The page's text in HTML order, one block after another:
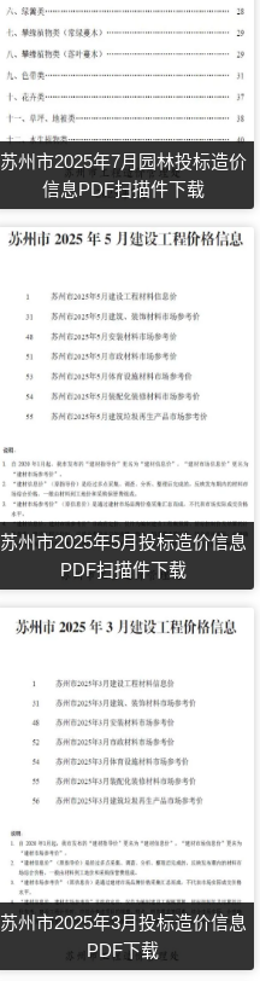
苏州市2025年7月园林投标造价
信息PDF扫描件下载
苏州市2025年5月投标造价信息
PDF扫描件下载
苏州市2025年3月投标造价信息
PDF下载